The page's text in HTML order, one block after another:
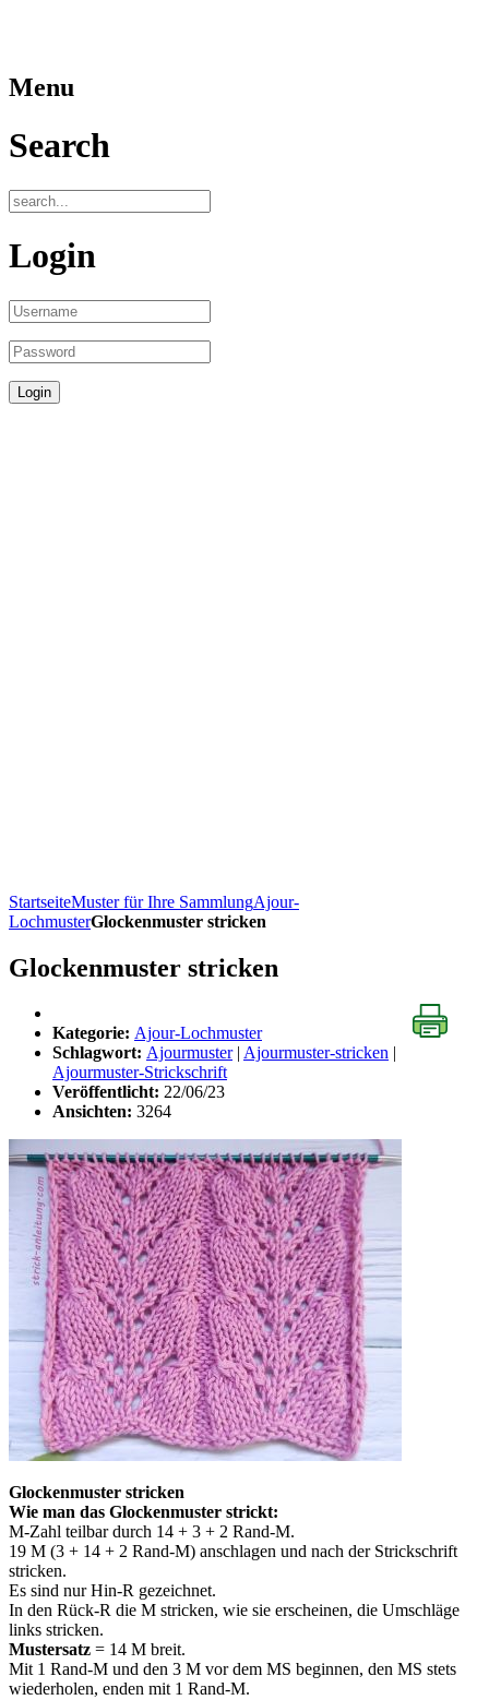
Menu
Search
Login
StartseiteMuster für Ihre SammlungAjour-
LochmusterGlockenmuster stricken
Glockenmuster stricken
Kategorie: Ajour-Lochmuster
Schlagwort: Ajourmuster| Ajourmuster-stricken
Ajourmuster-Strickschrift
Veröffentlicht: 22/06/23
Ansichten: 3264
Glockenmuster stricken
Wie man das Glockenmuster strickt:
M-Zahl teilbar durch 14 + 3 + 2 Rand-M.
19 M (3 + 14 + 2 Rand-M) anschlagen und nach der Strickschrift
stricken.
Es sind nur Hin-R gezeichnet.
In den Rück-R die M stricken, wie sie erscheinen, die Umschläge
links stricken.
Mustersatz = 14 M breit.
Mit 1 Rand-M und den 3 M vor dem MS beginnen, den MS stets
wiederholen, enden mit 1 Rand-M.